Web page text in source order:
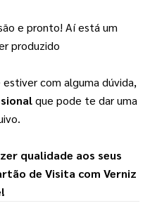
e pronto! Aí está um
produzido
com alguma dúvida,
que pode te dar uma
qualidade aos seus
de Visita com Verniz
!